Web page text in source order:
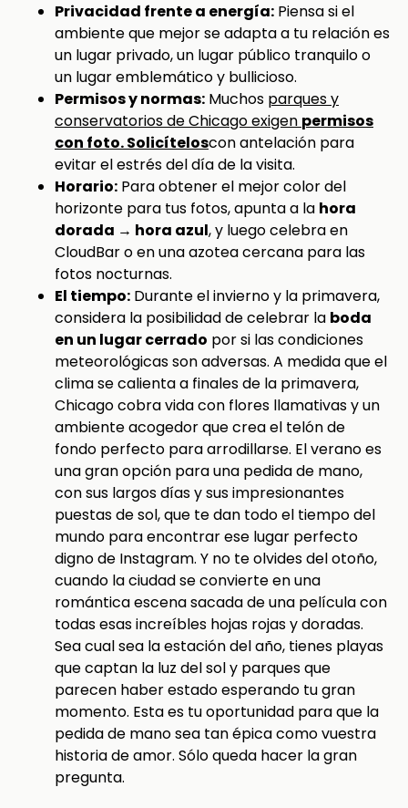
Privacidad frente a energía: Piensa si el
ambiente que mejor se adapta a tu relación es
un lugar privado, un lugar público tranquilo o
un lugar emblemático y bullicioso.
Permisos y normas: Muchos parques y
conservatorios de Chicago exigen permisos
con foto. Solicíteloscon antelación para
evitar el estrés del día de la visita.
Horario: Para obtener el mejor color del
horizonte para tus fotos, apunta a la hora
dorada → hora azul, y luego celebra en
CloudBar o en una azotea cercana para las
fotos nocturnas.
El tiempo: Durante el invierno y la primavera,
considera la posibilidad de celebrar la boda
en un lugar cerrado por si las condiciones
meteorológicas son adversas. A medida que el
clima se calienta a finales de la primavera,
Chicago cobra vida con flores llamativas y un
ambiente acogedor que crea el telón de
fondo perfecto para arrodillarse. El verano es
una gran opción para una pedida de mano,
con sus largos días y sus impresionantes
puestas de sol, que te dan todo el tiempo del
mundo para encontrar ese lugar perfecto
digno de Instagram. Y no te olvides del otoño,
cuando la ciudad se convierte en una
romántica escena sacada de una película con
todas esas increíbles hojas rojas y doradas.
Sea cual sea la estación del año, tienes playas
que captan la luz del sol y parques que
parecen haber estado esperando tu gran
momento. Esta es tu oportunidad para que la
pedida de mano sea tan épica como vuestra
historia de amor. Sólo queda hacer la gran
pregunta.